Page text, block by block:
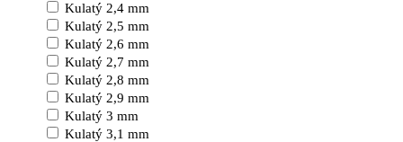
Kulatý 2,4 mm
Kulatý 2,5 mm
Kulatý 2,6 mm
Kulatý 2,7 mm
Kulatý 2,8 mm
Kulatý 2,9 mm
Kulatý 3 mm
Kulatý 3,1 mm